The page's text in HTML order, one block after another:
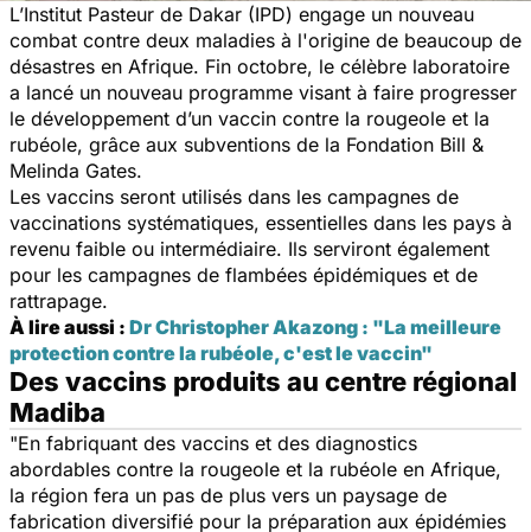
L’Institut Pasteur de Dakar (IPD) engage un nouveau
combat contre deux maladies à l'origine de beaucoup de
désastres en Afrique. Fin octobre, le célèbre laboratoire
a lancé un nouveau programme visant à faire progresser
le développement d’un vaccin contre la rougeole et la
rubéole, grâce aux subventions de la Fondation Bill &
Melinda Gates.
Les vaccins seront utilisés dans les campagnes de
vaccinations systématiques, essentielles dans les pays à
revenu faible ou intermédiaire. Ils serviront également
pour les campagnes de flambées épidémiques et de
rattrapage.
À lire aussi : Dr Christopher Akazong : "La meilleure
protection contre la rubéole, c'est le vaccin"
Des vaccins produits au centre régional
Madiba
"En fabriquant des vaccins et des diagnostics
abordables contre la rougeole et la rubéole en Afrique,
la région fera un pas de plus vers un paysage de
fabrication diversifié pour la préparation aux épidémies